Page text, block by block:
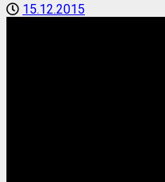
15.12.2015